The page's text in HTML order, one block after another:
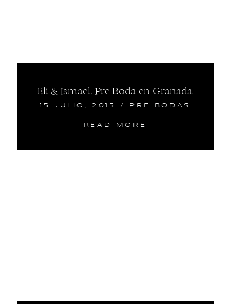
Eli & Ismael. Pre Boda en Granada
15 JULIO, 2015 / PRE BODAS
READ MORE